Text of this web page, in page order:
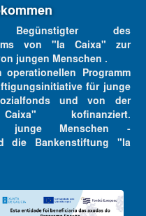
des
von "la Caixa" zur
jungen Menschen .
Programm
für junge
und von der
kofinanziert.
junge Menschen -
die Bankenstiftung "la